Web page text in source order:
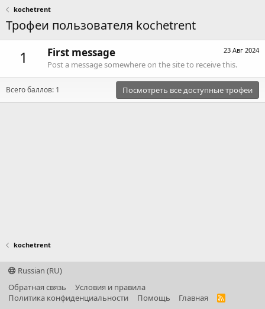
kochetrent
Трофеи пользователя kochetrent
1 23 Авг 2024
First message
Post a message somewhere on the site to receive this.
Всего баллов: 1 Посмотреть все доступные трофеи
kochetrent
Russian (RU)
Обратная связь
Условия и правила
Политика конфиденциальности
Помощь Главная
R